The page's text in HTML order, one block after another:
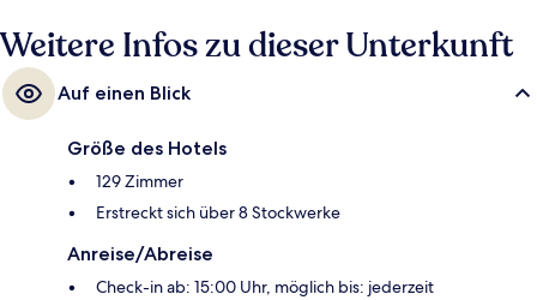
Weitere Infos zu dieser Unterkunft
Auf einen Blick
Größe des Hotels
129 Zimmer
Erstreckt sich über 8 Stockwerke
Anreise/Abreise
Check-in ab: 15:00 Uhr, möglich bis: jederzeit